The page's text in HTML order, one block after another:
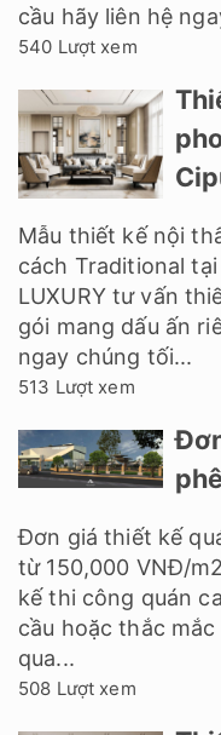
cầu hãy liên hệ
540 Lượt xem
Mẫu thiết kế nội
cách Traditional
LUXURY tư vấn
gói mang dấu ấn
ngay chúng tối...
513 Lượt xem
Đơn giá thiết kế
từ 150,000 VNĐ/
kế thi công quán
cầu hoặc thắc
qua...
508 Lượt xem